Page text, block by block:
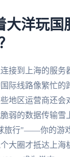
大洋玩国
接到上海的服务
际线路像繁忙的
地区运营商还会
弱的数据传输雪
旅行"——你的游
大圈才抵达上海